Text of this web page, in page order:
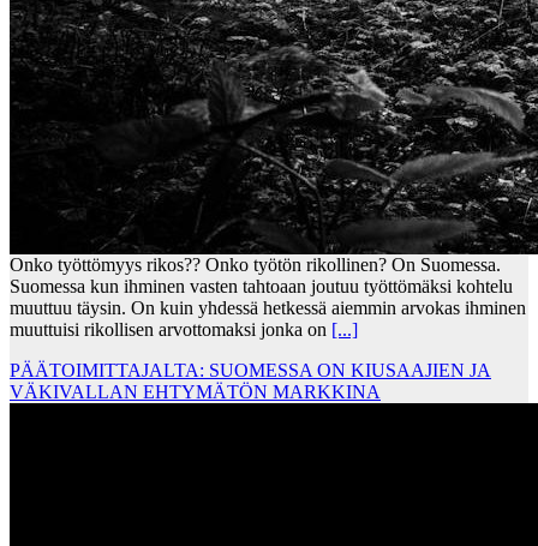
Onko työttömyys rikos?? Onko työtön rikollinen? On Suomessa.
Suomessa kun ihminen vasten tahtoaan joutuu työttömäksi kohtelu
muuttuu täysin. On kuin yhdessä hetkessä aiemmin arvokas ihminen
muuttuisi rikollisen arvottomaksi jonka on [...]
PÄÄTOIMITTAJALTA: SUOMESSA ON KIUSAAJIEN JA
VÄKIVALLAN EHTYMÄTÖN MARKKINA